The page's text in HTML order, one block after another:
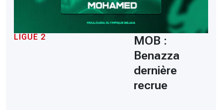
LIGUE 2
MOB :
Benazza
dernière
recrue